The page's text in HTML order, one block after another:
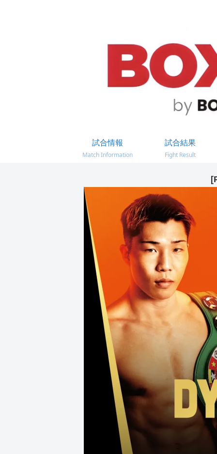
試合情報
Match Information
試合結果
Fight Result